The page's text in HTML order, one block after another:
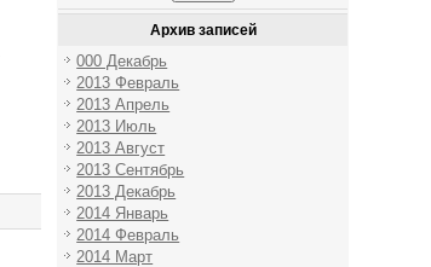
Архив записей
000 Декабрь
2013 Февраль
2013 Апрель
2013 Июль
2013 Август
2013 Сентябрь
2013 Декабрь
2014 Январь
2014 Февраль
2014 Март